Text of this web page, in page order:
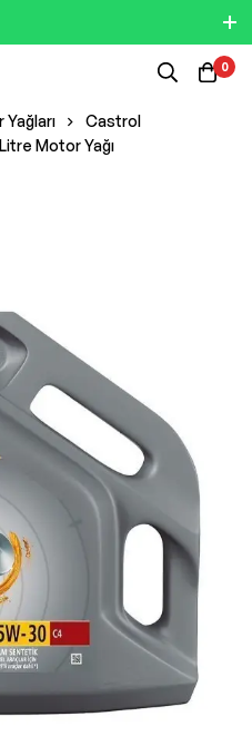
0
Castrol
Motor Yağı